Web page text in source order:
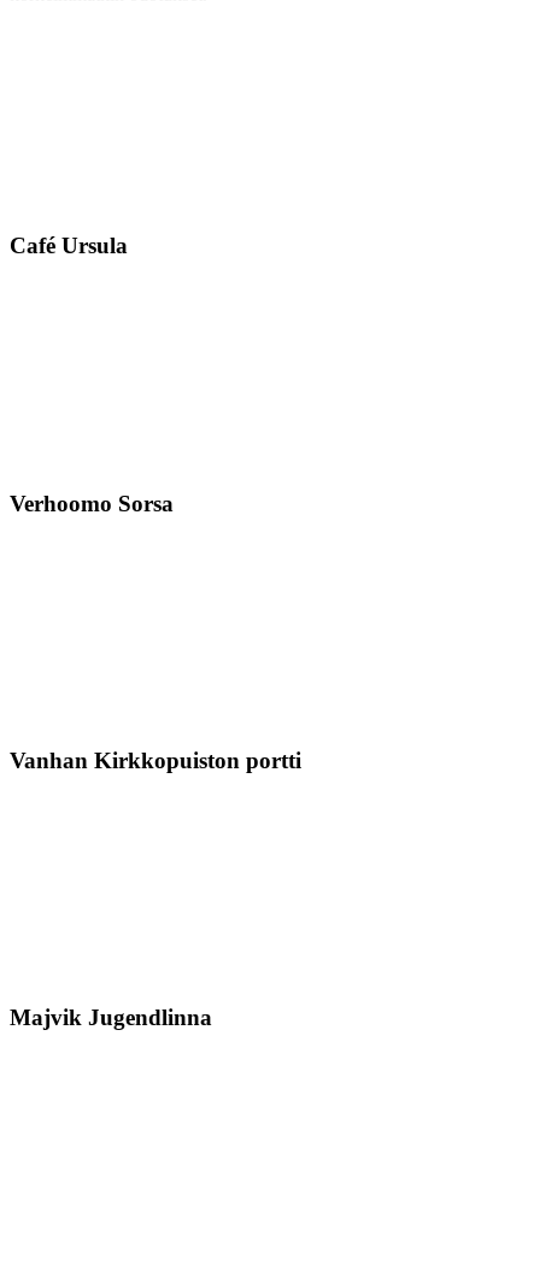
Café Ursula
Verhoomo Sorsa
Vanhan Kirkkopuiston portti
Majvik Jugendlinna